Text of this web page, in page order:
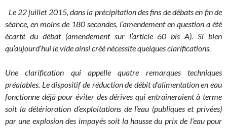
Le 22 juillet 2015, dans la précipitation des fins de débats en fin de
séance, en moins de 180 secondes, l’amendement en question a été
écarté du débat (amendement sur l’article 60 bis A). Si bien
qu’aujourd’hui le vide ainsi créé nécessite quelques clarifications.
Une clarification qui appelle quatre remarques techniques
préalables. Le dispositif de réduction de débit d’alimentation en eau
fonctionne déjà pour éviter des dérives qui entraîneraient à terme
soit la détérioration d’exploitations de l’eau (publiques et privées)
par une explosion des impayés soit la hausse du prix de l’eau pour